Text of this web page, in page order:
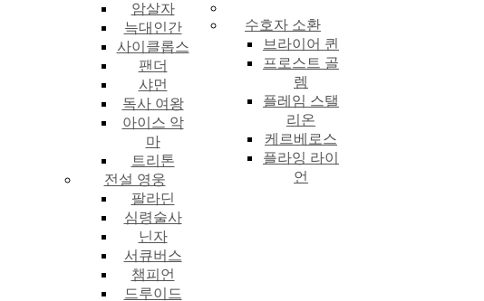
암살자
늑대인간
사이클롭스
팬더
샤먼
독사 여왕
아이스 악
마
트리톤
전설 영웅
팔라딘
심령술사
닌자
서큐버스
챔피언
드루이드
수호자 소환
브라이어 퀸
프로스트 골
렘
플레임 스탤
리온
케르베로스
플라잉 라이
언